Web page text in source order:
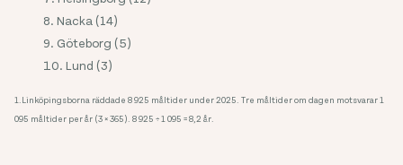
Nacka (14)
Göteborg (5)
Lund (3)
1.Linköpingsborna räddade 8 925 måltider under 2025. Tre måltider om dagen motsvarar 1
095 måltider per år (3 × 365). 8 925 ÷ 1 095 = 8,2 år.